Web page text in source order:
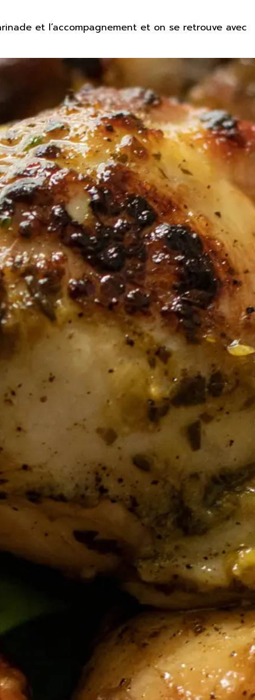
et l’accompagnement et on se retrouve avec